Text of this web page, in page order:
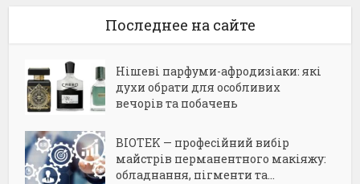
Последнее на сайте
Нішеві парфуми-афродизіаки: які
духи обрати для особливих
вечорів та побачень
BIOTEK — професійний вибір
майстрів перманентного макіяжу:
обладнання, пігменти та...